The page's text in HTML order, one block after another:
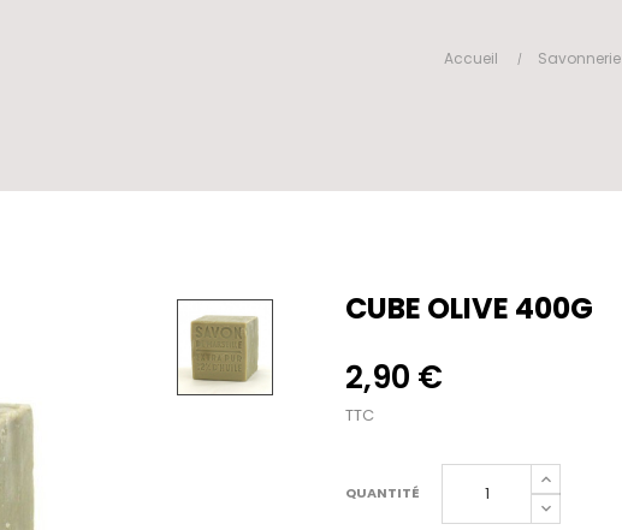
Accueil Savonnerie
CUBE OLIVE 400G
2,90 €
TTC
QUANTITÉ